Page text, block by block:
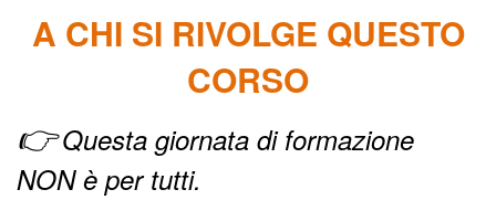
A CHI SI RIVOLGE QUESTO
CORSO
👉Questa giornata di formazione
NON è per tutti.